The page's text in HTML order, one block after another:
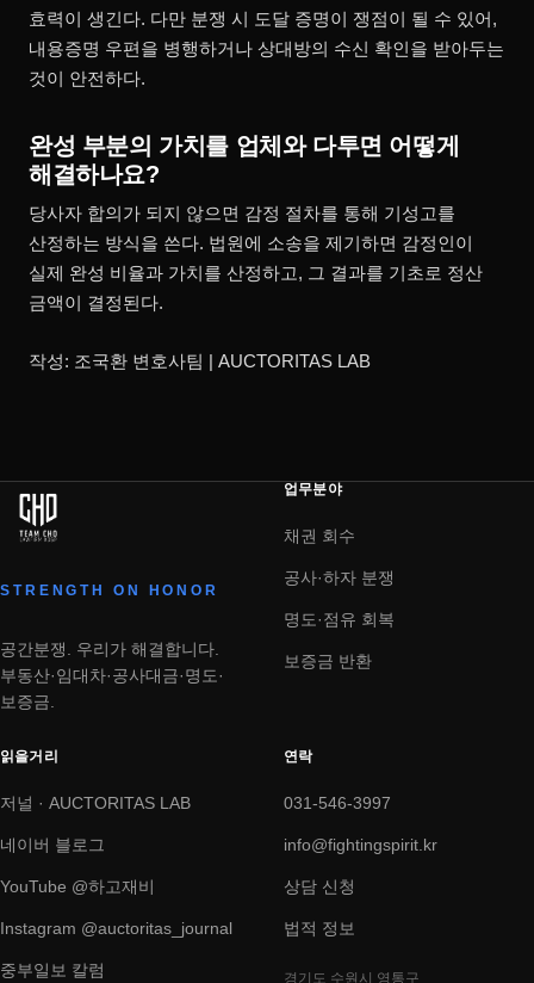
효력이 생긴다. 다만 분쟁 시 도달 증명이 쟁점이 될 수 있어,
내용증명 우편을 병행하거나 상대방의 수신 확인을 받아두는
것이 안전하다.
완성 부분의 가치를 업체와 다투면 어떻게
해결하나요?
당사자 합의가 되지 않으면 감정 절차를 통해 기성고를
산정하는 방식을 쓴다. 법원에 소송을 제기하면 감정인이
실제 완성 비율과 가치를 산정하고, 그 결과를 기초로 정산
금액이 결정된다.
작성: 조국환 변호사팀 | AUCTORITAS LAB
STRENGTH ON HONOR
공간분쟁. 우리가 해결합니다.
부동산·임대차·공사대금·명도·
보증금.
업무분야
채권 회수
공사·하자 분쟁
명도·점유 회복
보증금 반환
읽을거리
저널 · AUCTORITAS LAB
네이버 블로그
YouTube @하고재비
Instagram @auctoritas_journal
중부일보 칼럼
연락
031-546-3997
info@fightingspirit.kr
상담 신청
법적 정보
경기도 수원시 영통구